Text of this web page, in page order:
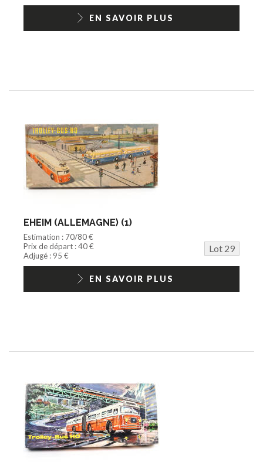
EN SAVOIR PLUS
EHEIM (ALLEMAGNE) (1)
Estimation : 70/80 €
Prix de départ : 40 €
Lot 29
Adjugé : 95 €
EN SAVOIR PLUS